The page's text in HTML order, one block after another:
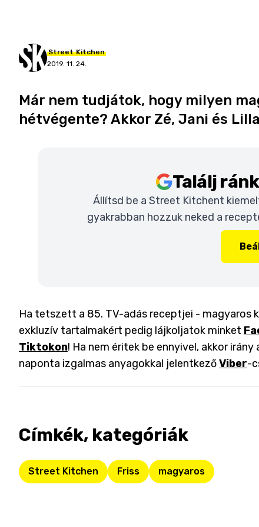
Street Kitchen
2019. 11. 24.
Már nem tudjátok, hogy milyen
hétvégente? Akkor Zé, Jani és
Találj
Állítsd be a Street Kitchent
gyakrabban hozzuk neked a
Ha tetszett a 85. TV-adás receptjei - magyaros
exkluzív tartalmakért pedig lájkoljatok minket
Tiktokon! Ha nem éritek be ennyivel, akkor
naponta izgalmas anyagokkal jelentkezőViber-
Címkék, kategóriák
Street Kitchen Friss magyaros